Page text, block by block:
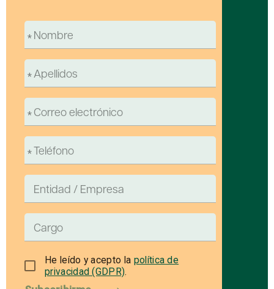
He leído y acepto la política de
privacidad (GDPR).